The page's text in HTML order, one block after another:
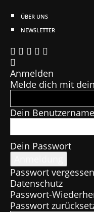
ÜBER UNS
NEWSLETTER
Anmelden
Melde dich mit
Dein Benutzername
Dein Passwort
Passwort
Datenschutz
Passwort-
Passwort